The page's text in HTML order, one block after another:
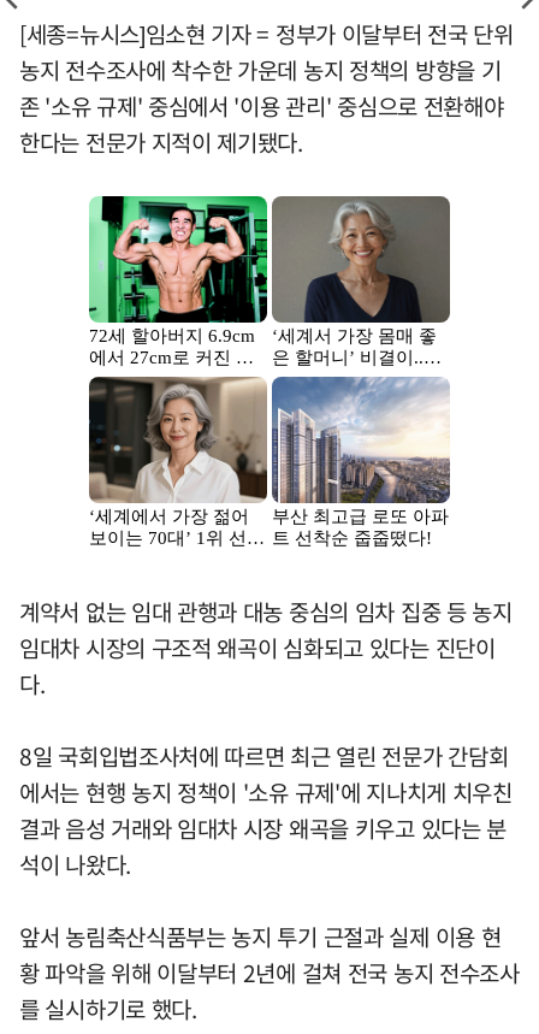
[세종=뉴시스]임소현 기자 = 정부가 이달부터 전국 단위
농지 전수조사에 착수한 가운데 농지 정책의 방향을 기
존 '소유 규제' 중심에서 '이용 관리' 중심으로 전환해야
한다는 전문가 지적이 제기됐다.
계약서 없는 임대 관행과 대농 중심의 임차 집중 등 농지
임대차 시장의 구조적 왜곡이 심화되고 있다는 진단이
다.
8일 국회입법조사처에 따르면 최근 열린 전문가 간담회
에서는 현행 농지 정책이 '소유 규제'에 지나치게 치우친
결과 음성 거래와 임대차 시장 왜곡을 키우고 있다는 분
석이 나왔다.
앞서 농림축산식품부는 농지 투기 근절과 실제 이용 현
황 파악을 위해 이달부터 2년에 걸쳐 전국 농지 전수조사
를 실시하기로 했다.